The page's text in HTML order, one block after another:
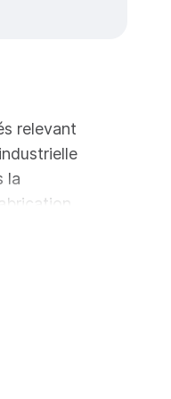
relevant
la